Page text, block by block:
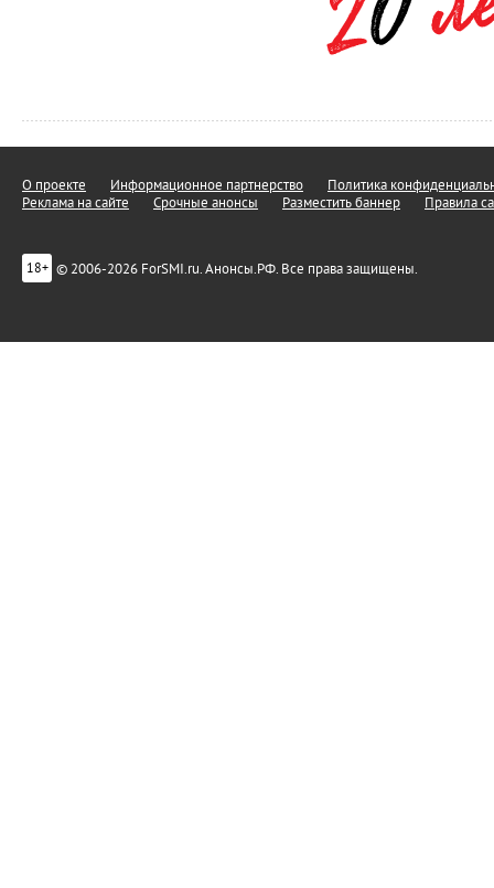
О проекте Информационное партнерство
Политика
Реклама на сайте
Срочные анонсы Разместить баннер Правила
18+ © 2006-2026 ForSMI.ru. Анонсы.РФ. Все права защищены.